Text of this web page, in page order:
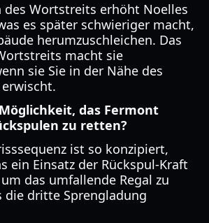
des Wortstreits erhöht Noelles
es später schwieriger macht,
herumzuschleichen. Das
macht sie
sie Sie in der Nähe des
das Fermont
zu retten?
ist so konzipiert,
ein Einsatz der Rückspul-Kraft
das umfallende Regal zu
die dritte Sprengladung